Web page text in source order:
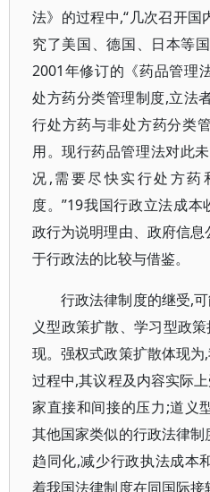
法》的过程中,“几次召开
究了美国、德国、日本等
2001年修订的《药品管理
处方药分类管理制度,立法
行处方药与非处方药分类
用。现行药品管理法对此
况,需要尽快实行处方药
度。”19我国行政立法成
政行为说明理由、政府信
于行政法的比较与借鉴。
行政法律制度的继受,
义型政策扩散、学习型政
现。强权式政策扩散体现
过程中,其议程及内容实际
家直接和间接的压力;道义
其他国家类似的行政法律
趋同化,减少行政执法成本
着我国法律制度在同国际